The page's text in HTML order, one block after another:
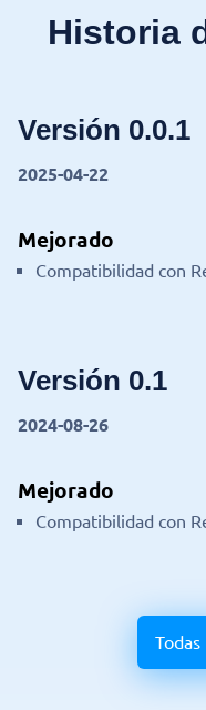
Historia
Versión 0.0.1
2025-04-22
Mejorado
Compatibilidad con
Versión 0.1
2024-08-26
Mejorado
Compatibilidad con